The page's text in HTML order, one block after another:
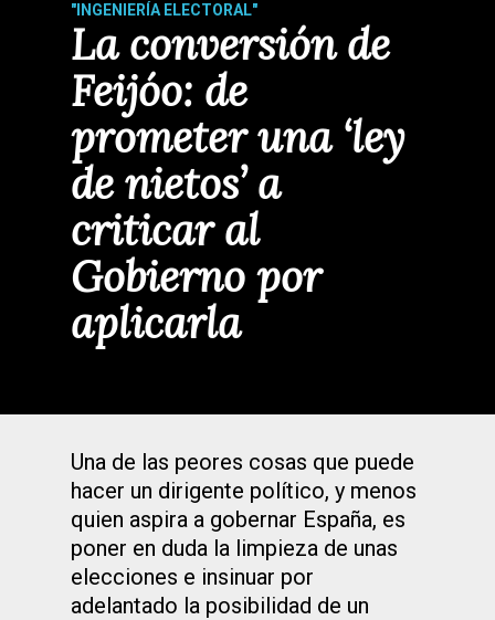
"INGENIERÍA ELECTORAL"
La conversión de
Feijóo: de
prometer una ‘ley
de nietos’ a
criticar al
Gobierno por
aplicarla
Una de las peores cosas que puede
hacer un dirigente político, y menos
quien aspira a gobernar España, es
poner en duda la limpieza de unas
elecciones e insinuar por
adelantado la posibilidad de un